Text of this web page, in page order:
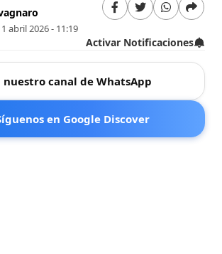
abril 2026 - 11:19
Activar Notificaciones
nuestro canal de WhatsApp
en Google Discover